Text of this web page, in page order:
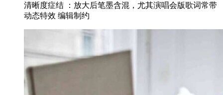
清晰度症结 ：放大后笔墨含混，尤其演唱会版歌词常带
动态特效 编辑制约